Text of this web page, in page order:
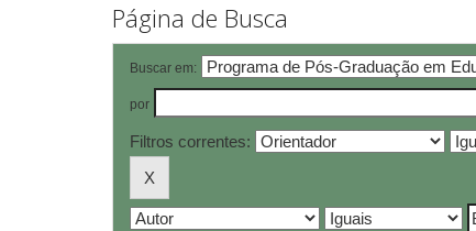
Página de Busca
Buscar em:
por
Filtros correntes: